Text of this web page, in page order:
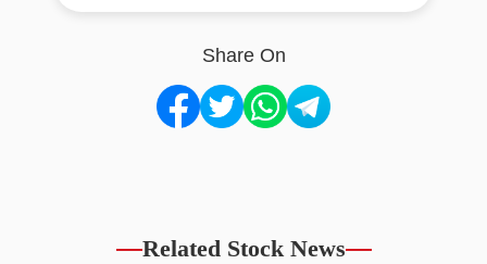
Share On
Related Stock News